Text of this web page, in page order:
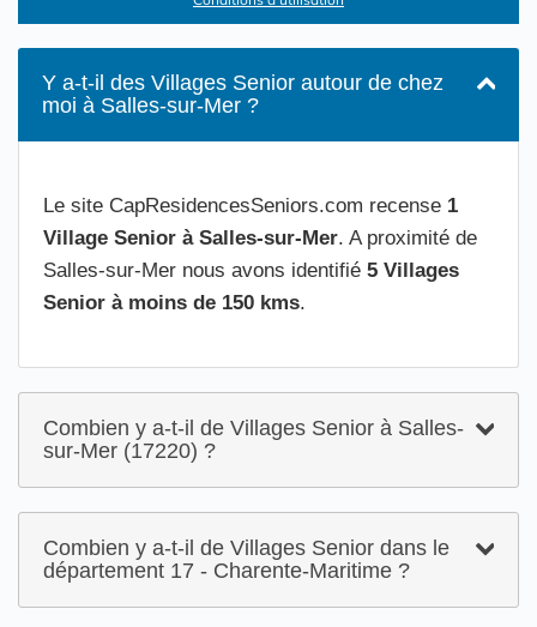
Y a-t-il des Villages Senior autour de chez
moi à Salles-sur-Mer ?
Le site CapResidencesSeniors.com recense 1
Village Senior à Salles-sur-Mer. A proximité de
Salles-sur-Mer nous avons identifié 5 Villages
Senior à moins de 150 kms.
Combien y a-t-il de Villages Senior à Salles-
sur-Mer (17220) ?
Combien y a-t-il de Villages Senior dans le
département 17 - Charente-Maritime ?